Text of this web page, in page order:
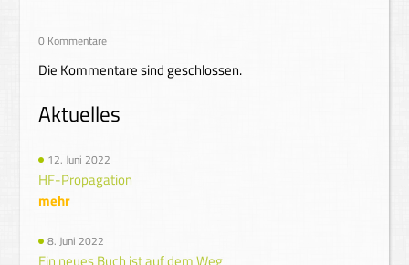
0 Kommentare
Die Kommentare sind geschlossen.
Aktuelles
12. Juni 2022
HF-Propagation
mehr
8. Juni 2022